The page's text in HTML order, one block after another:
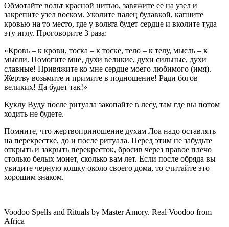
Обмотайте вольт красной нитью, завяжите ее на узел и
закрепите узел воском. Уколите палец булавкой, капните
кровью на то место, где у вольта будет сердце и вколите туда
эту иглу. Проговорите 3 раза:
«Кровь – к крови, тоска – к тоске, тело – к телу, мысль – к
мысли. Помогите мне, духи великие, духи сильные, духи
славные! Привяжите ко мне сердце моего любимого (имя).
Жертву возьмите и примите в подношение! Ради богов
великих! Да будет так!»
Куклу Вуду после ритуала закопайте в лесу, там где вы потом
ходить не будете.
Помните, что жертвоприношение духам Лоа надо оставлять
на перекрестке, до и после ритуала. Перед этим не забудьте
открыть и закрыть перекресток, бросив через правое плечо
столько белых монет, сколько вам лет. Если после обряда вы
увидите черную кошку около своего дома, то считайте это
хорошим знаком.
Voodoo Spells and Rituals by Master Amory. Real Voodoo from
Africa